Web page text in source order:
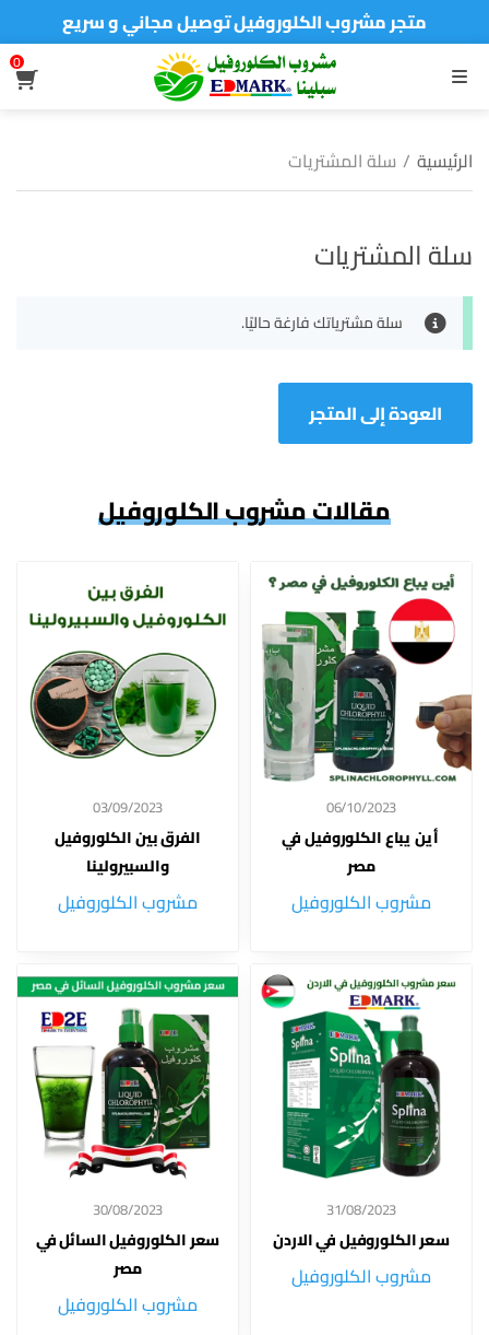
متجر مشروب الكلوروفيل توصيل مجاني و سريع
القائمة
0
الرئيسية / سلة المشتريات
سلة المشتريات
سلة مشترياتك فارغة حاليًا.
العودة إلى المتجر
مقالات مشروب الكلوروفيل
06/10/2023
أين يباع الكلوروفيل في
مصر
مشروب الكلوروفيل
03/09/2023
الفرق بين الكلوروفيل
والسبيرولينا
مشروب الكلوروفيل
31/08/2023
سعر الكلوروفيل في الاردن
مشروب الكلوروفيل
30/08/2023
سعر الكلوروفيل السائل في
مصر
مشروب الكلوروفيل